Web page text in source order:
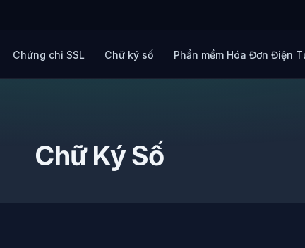
Chứng chỉ SSL Chữ ký số Phần mềm Hóa Đơn Điện
Chữ Ký Số